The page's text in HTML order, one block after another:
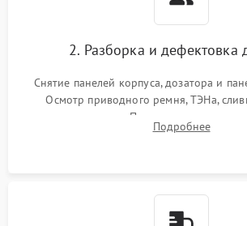
2. Разборка и дефектовка
Снятие панелей корпуса, дозатора и
Осмотр приводного ремня, ТЭНа,
амортизаторов. Проверка
крестовины на износ, а манжеты
Подробнее